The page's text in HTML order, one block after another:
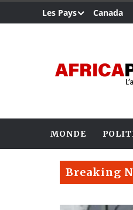
Les Pays Canada
MONDE
Breaking